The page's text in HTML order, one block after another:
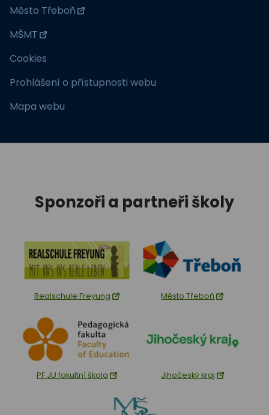
Město Třeboň
MŠMT
Cookies
Prohlášení o přístupnosti webu
Mapa webu
Sponzoři a partneři školy
Realschule Freyung Město Třeboň
PF JU fakultní škola Jihočeský kraj